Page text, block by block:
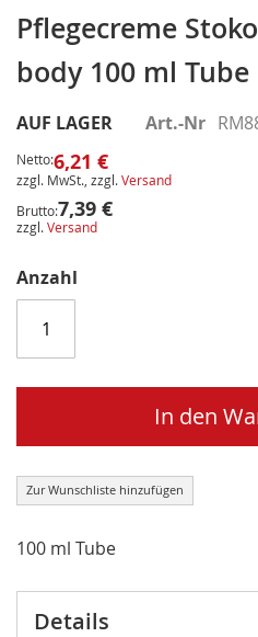
Pflegecreme
body 100 ml Tube
AUF LAGER Art.-Nr
Netto:6,21 €
zzgl. MwSt., zzgl.Versand
Brutto:7,39 €
zzgl.Versand
Anzahl
In den
Zur Wunschliste hinzufügen
100 ml Tube
Anfang
der
Bildergalerie
Details